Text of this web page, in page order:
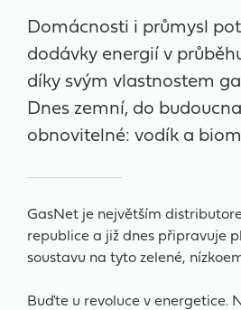
Domácnosti i průmysl
dodávky energií v
díky svým vlastnostem
Dnes zemní, do
obnovitelné: vodík a
GasNet je největším
republice a již dnes připravuje
soustavu na tyto zelené,
Buďte u revoluce v energetice.